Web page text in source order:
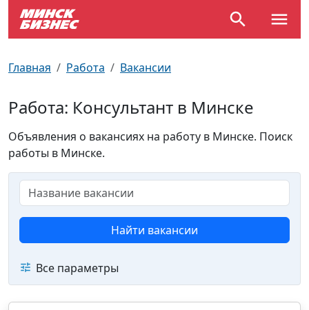
Главная Работа Вакансии
Работа: Консультант в Минске
Объявления о вакансиях на работу в Минске. Поиск
работы в Минске.
Найти вакансии
Все параметры
Улицы Минска
Производственный календарь
Документы для ЗАГСа
Пробки на дорогах
Самолеты